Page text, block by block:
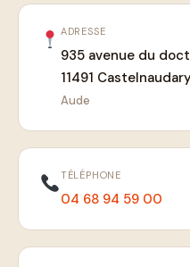
ADRESSE
935 avenue du
11491 Castelnaudary
Aude
TÉLÉPHONE
04 68 94 59 00